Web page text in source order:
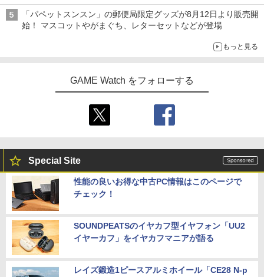
イマーシブオーディオで臨場感ある音楽体験が楽しめる
「パペットスンスン」の郵便局限定グッズが8月12日より販売開
始！ マスコットやがまぐち、レターセットなどが登場
もっと見る
GAME Watch をフォローする
Special Site
性能の良いお得な中古PC情報はこのページで
チェック！
SOUNDPEATSのイヤカフ型イヤフォン「UU2
イヤーカフ」をイヤカフマニアが語る
レイズ鍛造1ピースアルミホイール「CE28 N-p